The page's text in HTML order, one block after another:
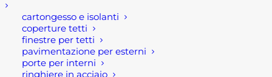
cartongesso e isolanti
coperture tetti
finestre per tetti
pavimentazione per esterni
porte per interni
ringhiere in acciaio